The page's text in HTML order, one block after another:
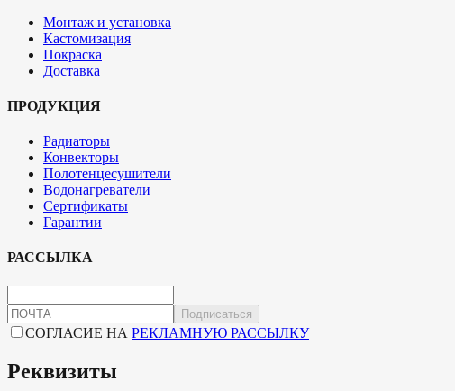
Монтаж и установка
Кастомизация
Покраска
Доставка
ПРОДУКЦИЯ
Радиаторы
Конвекторы
Полотенцесушители
Водонагреватели
Сертификаты
Гарантии
РАССЫЛКА
Подписаться
СОГЛАСИЕ НА РЕКЛАМНУЮ РАССЫЛКУ
Реквизиты